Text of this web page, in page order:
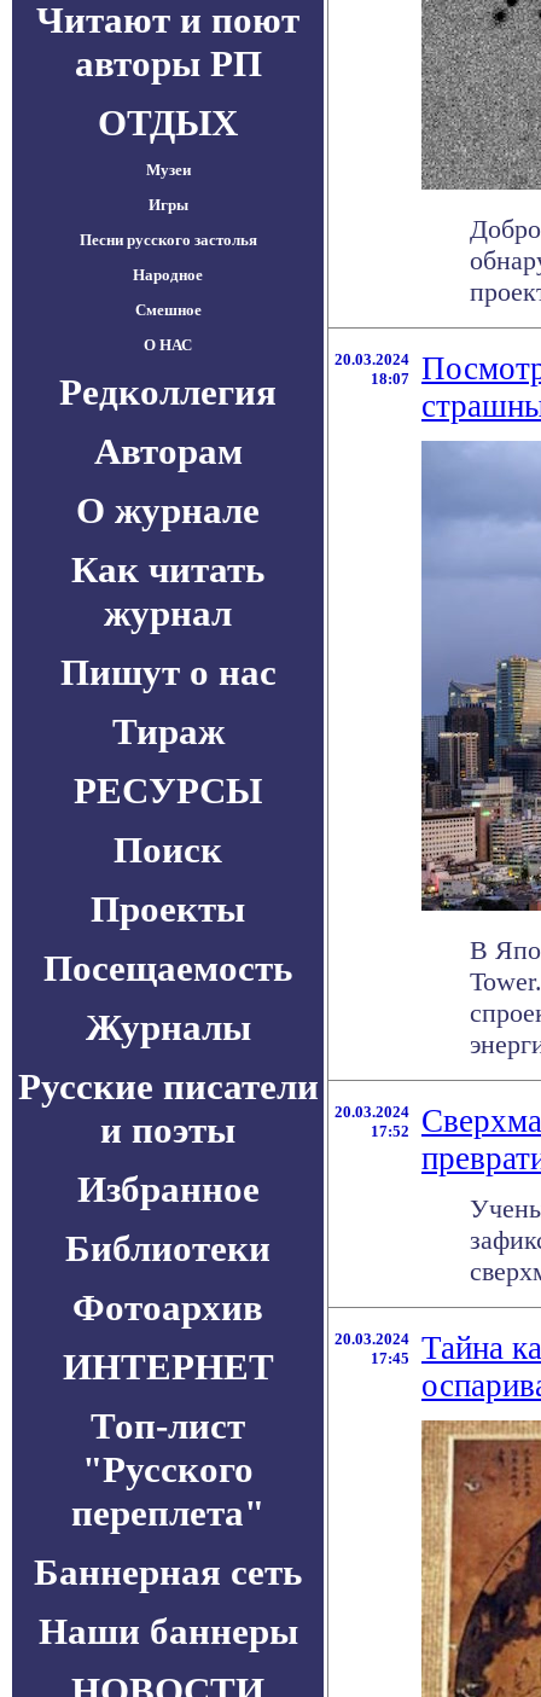
Читают и поют
авторы РП
ОТДЫХ
Музеи
Игры
Песни русского застолья
Народное
Смешное
О НАС
Редколлегия
Авторам
О журнале
Как читать
журнал
Пишут о нас
Тираж
РЕСУРСЫ
Поиск
Проекты
Посещаемость
Журналы
Русские писатели
и поэты
Избранное
Библиотеки
Фотоархив
ИНТЕРНЕТ
Топ-лист
"Русского
переплета"
Баннерная сеть
Наши баннеры
20.03.2024
18:07
В
20.03.2024
17:52
20.03.2024
17:45
Тайна